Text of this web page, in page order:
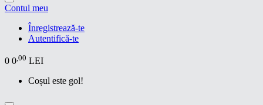
Contul meu
Înregistrează-te
Autentifică-te
0 0,00 LEI
Coșul este gol!